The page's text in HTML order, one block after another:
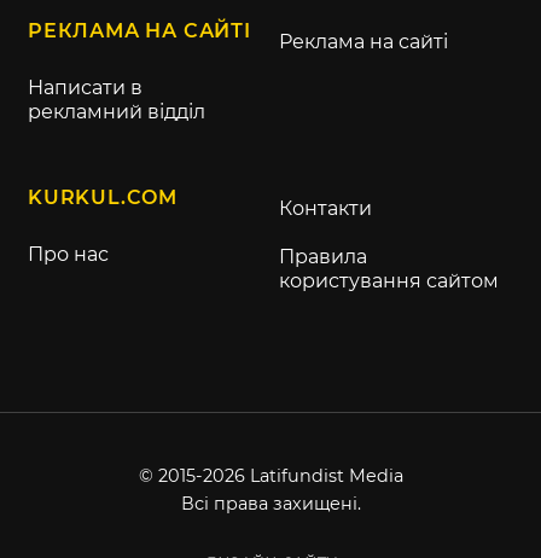
РЕКЛАМА НА САЙТІ
Написати в
рекламний відділ
Реклама на сайті
KURKUL.COM
Про нас
Контакти
Правила
користування сайтом
© 2015-2026 Latifundist Media
Всі права захищені.